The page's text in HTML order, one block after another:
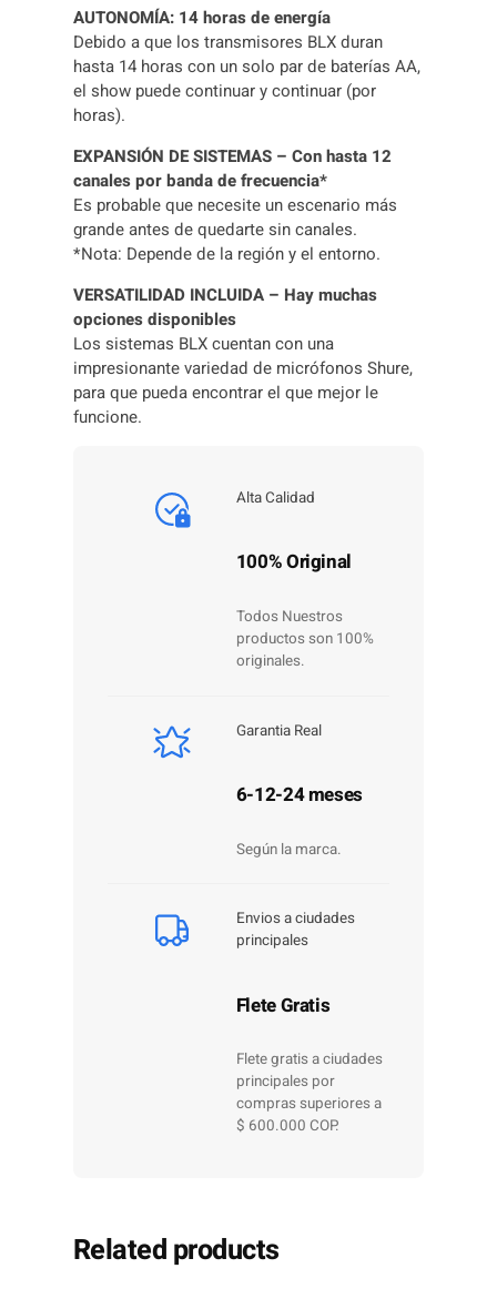
i
d
a
d
AUTONOMÍA: 14 horas de energía
Debido a que los transmisores BLX duran
hasta 14 horas con un solo par de baterías AA,
el show puede continuar y continuar (por
horas).
EXPANSIÓN DE SISTEMAS – Con hasta 12
canales por banda de frecuencia*
Es probable que necesite un escenario más
grande antes de quedarte sin canales.
*Nota: Depende de la región y el entorno.
VERSATILIDAD INCLUIDA – Hay muchas
opciones disponibles
Los sistemas BLX cuentan con una
impresionante variedad de micrófonos Shure,
para que pueda encontrar el que mejor le
funcione.
Alta Calidad
100% Original
Todos Nuestros
productos son 100%
originales.
Garantia Real
6-12-24 meses
Según la marca.
Envios a ciudades
principales
Flete Gratis
Flete gratis a ciudades
principales por
compras superiores a
$ 600.000 COP.
Related products